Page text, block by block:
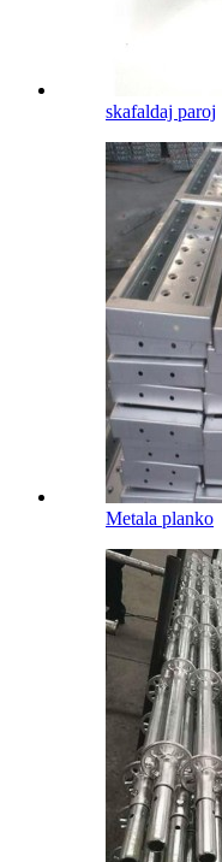
skafaldaj paroj
Metala planko